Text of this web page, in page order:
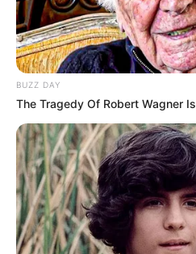
BUZZ DAY
The Tragedy Of Robert Wagner